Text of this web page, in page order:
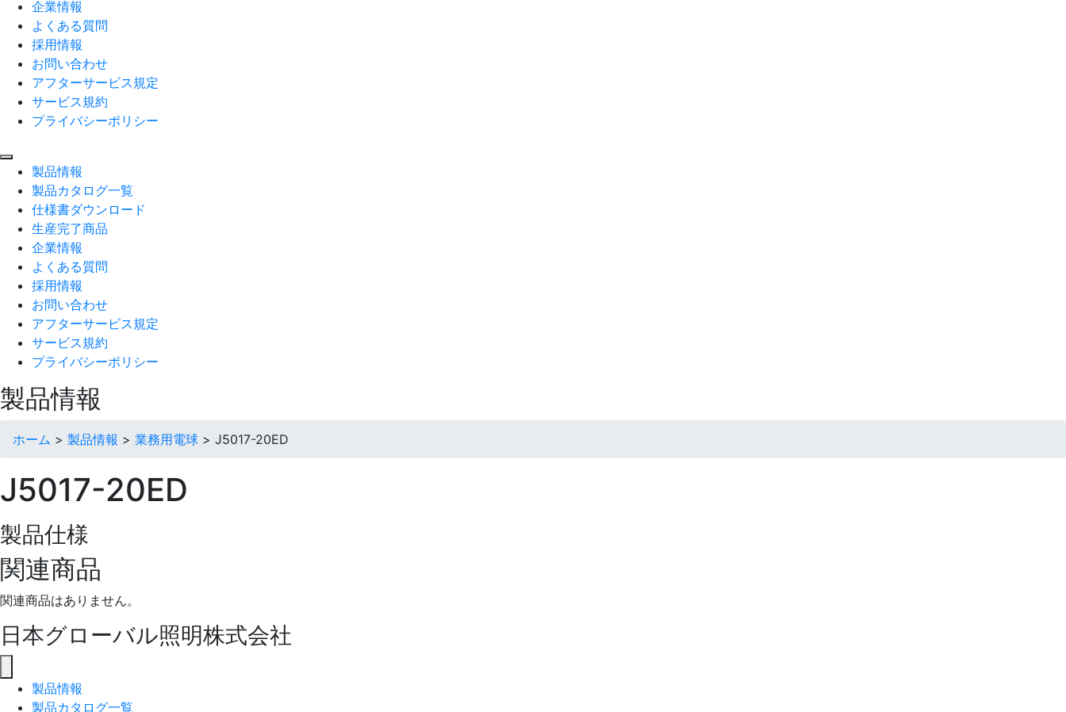
企業情報
よくある質問
採用情報
お問い合わせ
アフターサービス規定
サービス規約
プライバシーポリシー
製品情報
製品カタログ一覧
仕様書ダウンロード
生産完了商品
企業情報
よくある質問
採用情報
お問い合わせ
アフターサービス規定
サービス規約
プライバシーポリシー
製品情報
ホーム > 製品情報 > 業務用電球 > J5017-20ED
J5017-20ED
製品仕様
関連商品
関連商品はありません。
日本グローバル照明株式会社
製品情報
製品カタログ一覧